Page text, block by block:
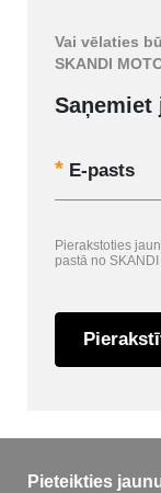
Vai vēlaties
SKANDI
Saņemiet
E-pasts
Pierakstoties
pastā no
Pieteikties